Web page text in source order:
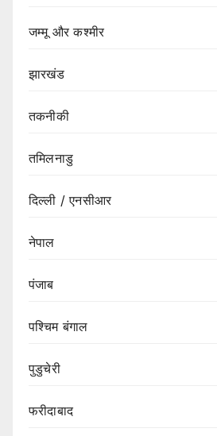
जम्मू और कश्मीर
झारखंड
तकनीकी
तमिलनाडु
दिल्ली / एनसीआर
नेपाल
पंजाब
पश्चिम बंगाल
पुडुचेरी
फरीदाबाद